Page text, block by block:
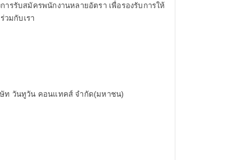
ารรับสมัครพนักงานหลายอัตรา เพื่อรองรับการให้
วมกับเรา
ท วันทูวัน คอนแทคส์ จำกัด(มหาชน)